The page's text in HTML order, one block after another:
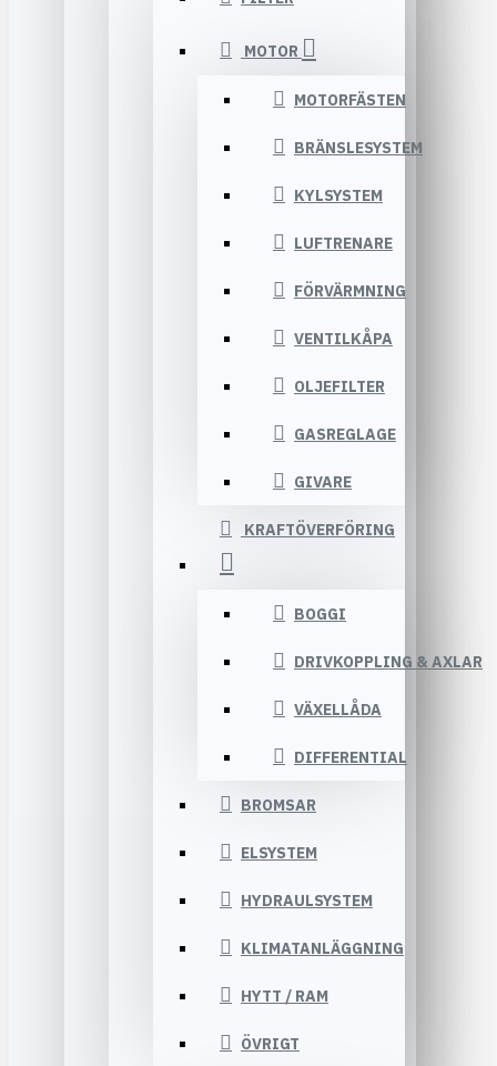
MOTOR
MOTORFÄSTEN
BRÄNSLESYSTEM
KYLSYSTEM
LUFTRENARE
FÖRVÄRMNING
VENTILKÅPA
OLJEFILTER
GASREGLAGE
GIVARE
KRAFTÖVERFÖRING
BOGGI
DRIVKOPPLING & AXLAR
VÄXELLÅDA
DIFFERENTIAL
BROMSAR
ELSYSTEM
HYDRAULSYSTEM
KLIMATANLÄGGNING
HYTT / RAM
ÖVRIGT